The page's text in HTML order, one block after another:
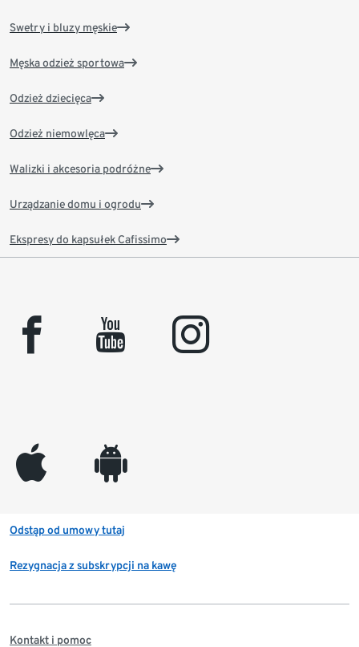
Swetry i bluzy męskie
Męska odzież sportowa
Odzież dziecięca
Odzież niemowlęca
Walizki i akcesoria podróżne
Urządzanie domu i ogrodu
Ekspresy do kapsułek Cafissimo
facebook youtube instagram
appleinc android
Odstąp od umowy tutaj
Rezygnacja z subskrypcji na kawę
Kontakt i pomoc